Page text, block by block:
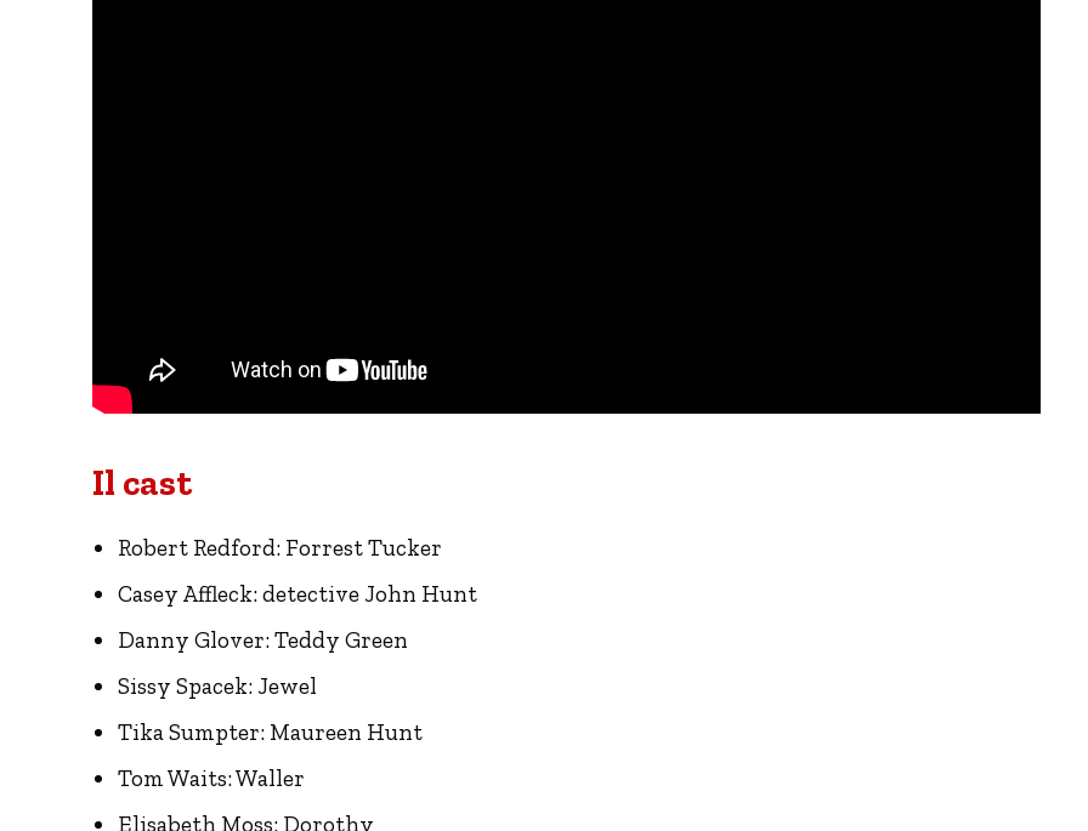
Il cast
Robert Redford: Forrest Tucker
Casey Affleck: detective John Hunt
Danny Glover: Teddy Green
Sissy Spacek: Jewel
Tika Sumpter: Maureen Hunt
Tom Waits: Waller
Elisabeth Moss: Dorothy